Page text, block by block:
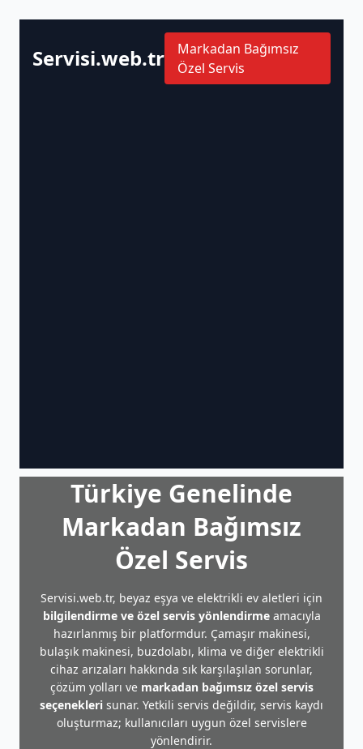
Servisi.web.tr
Markadan Bağımsız
Özel Servis
Türkiye Genelinde
Markadan Bağımsız
Özel Servis
Servisi.web.tr, beyaz eşya ve elektrikli ev aletleri için
bilgilendirme ve özel servis yönlendirmeamacıyla
hazırlanmış bir platformdur. Çamaşır makinesi,
bulaşık makinesi, buzdolabı, klima ve diğer elektrikli
cihaz arızaları hakkında sık karşılaşılan sorunlar,
çözüm yolları ve markadan bağımsız özel servis
seçenekleri sunar. Yetkili servis değildir, servis kaydı
oluşturmaz; kullanıcıları uygun özel servislere
yönlendirir.